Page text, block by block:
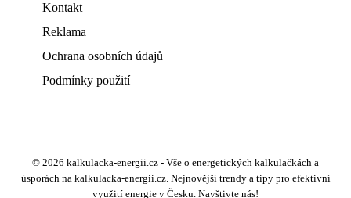
Kontakt
Reklama
Ochrana osobních údajů
Podmínky použití
© 2026 kalkulacka-energii.cz - Vše o energetických kalkulačkách a
úsporách na kalkulacka-energii.cz. Nejnovější trendy a tipy pro efektivní
využití energie v Česku. Navštivte nás!